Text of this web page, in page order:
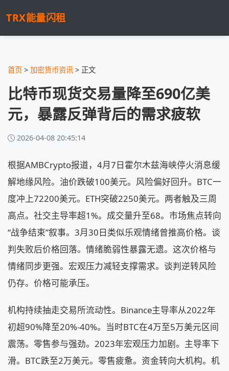
TRX能量闪租
首页 > 加密货币资讯 > 正文
比特币现货交易量降至690亿美
元，暴露反弹背后的需求疲软
2026-04-08 20:45:14
根据AMBCrypto报道，4月7日霍尔木兹海峡停火消息缓
解地缘风险。油价跌破100美元。风险偏好回升。BTC一
度冲上72200美元。ETH突破2250美元。两者触及三周
高点。社交主导率超1%。成交量升至68。市场焦点转向
“战争结束”叙事。3月30日类似乐观情绪曾推高价格。谈
判失败后价格回落。情绪脆弱性暴露无遗。这次价格与
情绪同步更强。宏观压力减轻支撑需求。谈判逆转风险
仍存。价格可能承压。
机构持续抽走交易所流动性。Binance主导率从2022年
初超90%降至20%-40%。当时BTC在4万至5万美元区间
震荡。零售参与强劲。2023年宏观压力加剧。主导率下
滑。BTC跌至2万美元。零售疲惫。资金转向大机构。机